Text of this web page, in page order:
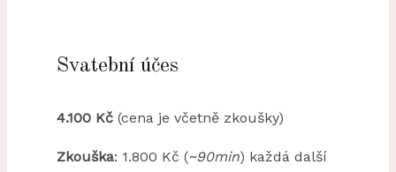
Svatební účes
4.100 Kč (cena je včetně zkoušky)
Zkouška: 1.800 Kč (~90min) každá další